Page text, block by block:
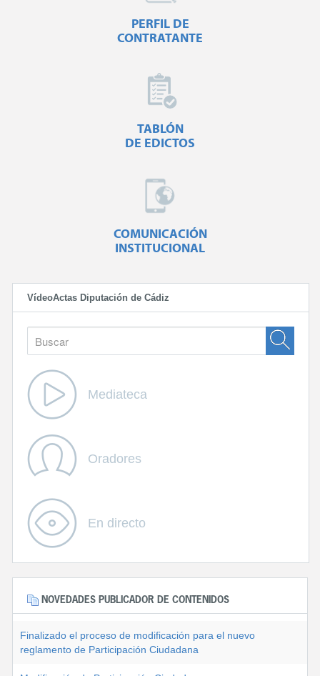
PERFIL DE
CONTRATANTE
TABLÓN
DE EDICTOS
COMUNICACIÓN
INSTITUCIONAL
VídeoActas Diputación de Cádiz
Mediateca
Oradores
En directo
NOVEDADES PUBLICADOR DE CONTENIDOS
Finalizado el proceso de modificación para el nuevo
reglamento de Participación Ciudadana